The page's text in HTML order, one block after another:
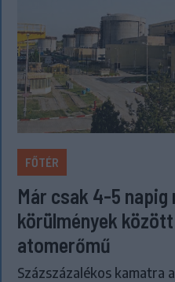
FŐTÉR
Már csak 4-5 napig
körülmények
atomerőmű
Százszázalékos kamatra